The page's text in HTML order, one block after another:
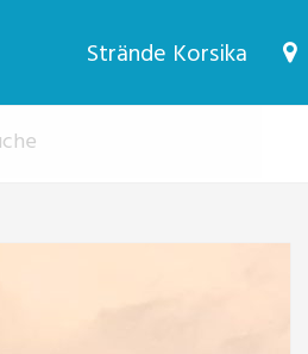
Strände Korsika